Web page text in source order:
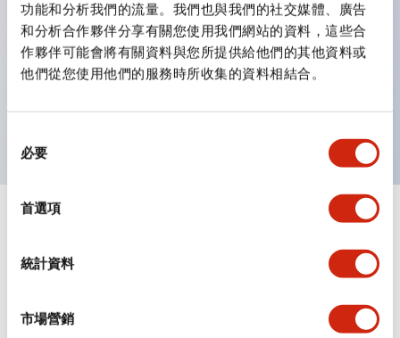
功能和分析我們的流量。我們也與我們的社交媒體、廣告
和分析合作夥伴分享有關您使用我們網站的資料，這些合
作夥伴可能會將有關資料與您所提供給他們的其他資料或
他們從您使用他們的服務時所收集的資料相結合。
必要
首選項
統計資料
市場營銷
安全鎖定機構（IEC60947-5-5, 6.2），
一體化按壓鎖定，拉/轉復位開關（XN1E和XN5E）；按
壓鎖定，轉動復位（XN4E），
UL NIDS認證，cUL、TUV、CE合規
+
審美規範
環境規範